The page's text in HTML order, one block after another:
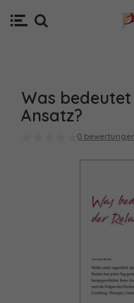
Was
Ansatz?
0